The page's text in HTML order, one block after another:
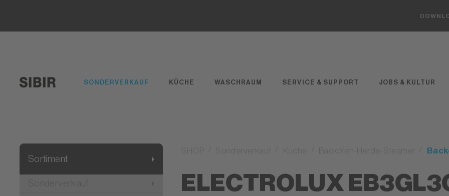
SONDERVERKAUF KÜCHE WASCHRAUM SERVICE & SUPPORT JOBS & KULTUR
Sortiment
ELECTROLUX